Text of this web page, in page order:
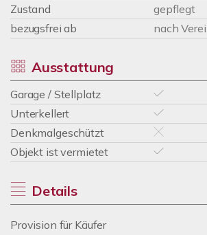
Zustand
gepflegt
bezugsfrei ab
nach
Ausstattung
Garage / Stellplatz
Unterkellert
Denkmalgeschützt
Objekt ist vermietet
Details
Provision für Käufer